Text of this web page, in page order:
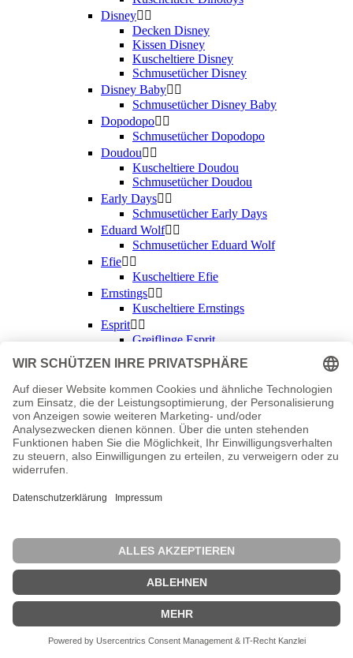
Disney 
Decken Disney
Kissen Disney
Kuscheltiere Disney
Schmusetücher Disney
Disney Baby 
Schmusetücher Disney Baby
Dopodopo 
Schmusetücher Dopodopo
Doudou 
Kuscheltiere Doudou
Schmusetücher Doudou
Early Days 
Schmusetücher Early Days
Eduard Wolf 
Schmusetücher Eduard Wolf
Efie 
Kuscheltiere Efie
Ernstings 
Kuscheltiere Ernstings
Esprit 
Greiflinge Esprit
Kuscheltiere Esprit
Schmusetücher Esprit
Spieluhren Esprit
Fabric Compostion Snuggle Baby
Schmusetücher Fabric Compostion
Snuggle Baby
Fashy Little Stars
Schmusetücher Fashy Little Stars
Schmusetücher Fehn
Kuscheltiere Ferrero
Fibero
Schmusetücher Fibero

Schmusetücher Fillikid

Fl b.v.